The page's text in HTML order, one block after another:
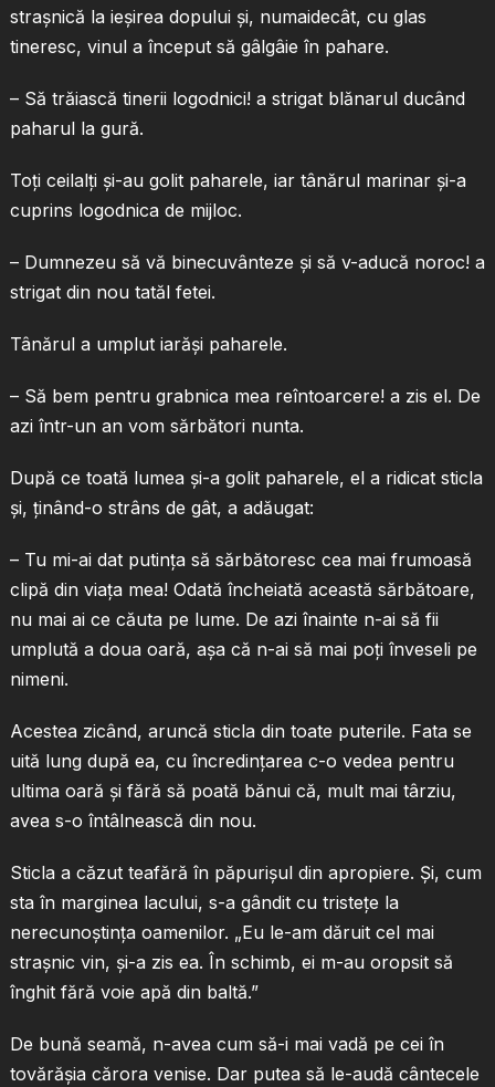
straşnică la ieşirea dopului şi, numaidecât, cu glas
tineresc, vinul a început să gâlgâie în pahare.
– Să trăiască tinerii logodnici! a strigat blănarul ducând
paharul la gură.
Toţi ceilalţi şi-au golit paharele, iar tânărul marinar şi-a
cuprins logodnica de mijloc.
– Dumnezeu să vă binecuvânteze şi să v-aducă noroc! a
strigat din nou tatăl fetei.
Tânărul a umplut iarăşi paharele.
– Să bem pentru grabnica mea reîntoarcere! a zis el. De
azi într-un an vom sărbători nunta.
După ce toată lumea şi-a golit paharele, el a ridicat sticla
şi, ţinând-o strâns de gât, a adăugat:
– Tu mi-ai dat putinţa să sărbătoresc cea mai frumoasă
clipă din viaţa mea! Odată încheiată această sărbătoare,
nu mai ai ce căuta pe lume. De azi înainte n-ai să fii
umplută a doua oară, aşa că n-ai să mai poţi înveseli pe
nimeni.
Acestea zicând, aruncă sticla din toate puterile. Fata se
uită lung după ea, cu încredinţarea c-o vedea pentru
ultima oară şi fără să poată bănui că, mult mai târziu,
avea s-o întâlnească din nou.
Sticla a căzut teafără în păpurişul din apropiere. Şi, cum
sta în marginea lacului, s-a gândit cu tristeţe la
nerecunoştinţa oamenilor. „Eu le-am dăruit cel mai
straşnic vin, şi-a zis ea. În schimb, ei m-au oropsit să
înghit fără voie apă din baltă.”
De bună seamă, n-avea cum să-i mai vadă pe cei în
tovărăşia cărora venise. Dar putea să le-audă cântecele